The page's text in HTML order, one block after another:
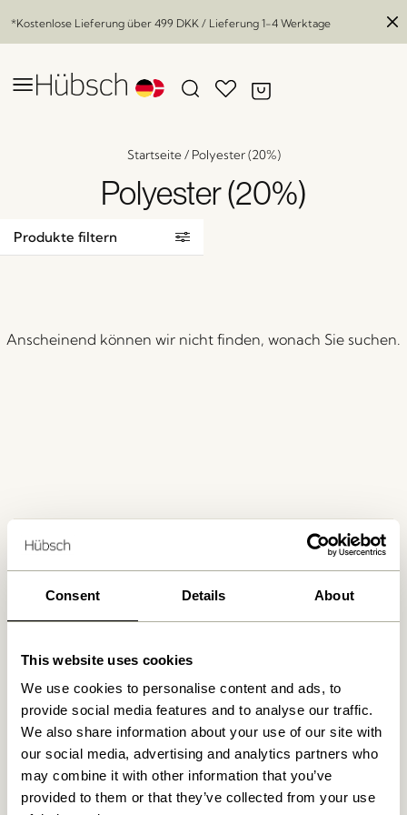
Consent Details About
This website uses cookies
We use cookies to personalise content and ads, to
provide social media features and to analyse our traffic.
We also share information about your use of our site with
our social media, advertising and analytics partners who
may combine it with other information that you’ve
provided to them or that they’ve collected from your use
*Kostenlose Lieferung über 499 DKK / Lieferung 1-4 Werktage
Startseite/ Polyester (20%)
Polyester (20%)
Produkte filtern
Anscheinend können wir nicht finden, wonach Sie suchen.
499 DKK*
Lieferung 1-4 Werktage
30 Tage Rückgaberecht
Hübsch
Hübsch Retail ApS (B2C)
Kontakt
+45 4422 6888